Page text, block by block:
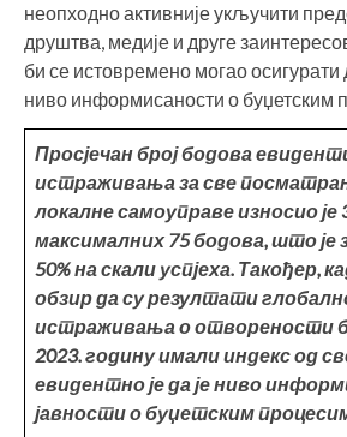
неопходно активније укључити
друштва, медије и друге
би се истовремено могао
ниво информисаности о буџетским
Просјечан број бодова
истраживања за све
локалне самоуправе износио је
максималних 75 бодова, што је
50% на скали успјеха. Такођер,
обзир да су резултати
истраживања о отворености
2023. годину имали индекс од
евидентно је да је ниво
јавности о буџетским